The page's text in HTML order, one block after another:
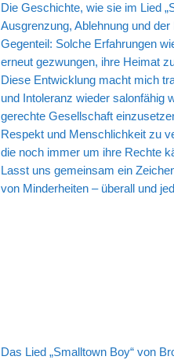
Die Geschichte, wie sie im Lied
Ausgrenzung, Ablehnung und
Gegenteil: Solche Erfahrungen
erneut gezwungen, ihre Heimat
Diese Entwicklung macht mich
und Intoleranz wieder salonfähig
gerechte Gesellschaft
Respekt und Menschlichkeit zu
die noch immer um ihre Rechte
Lasst uns gemeinsam ein
von Minderheiten – überall und
Das Lied „Smalltown Boy“ von